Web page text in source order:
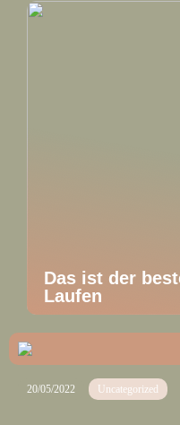
Das ist der
Laufen
20/05/2022 Uncategorized